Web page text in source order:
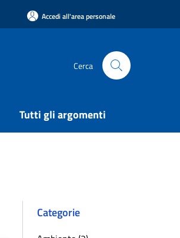
Accedi all'area personale
Cerca
Tutti gli argomenti
Categorie